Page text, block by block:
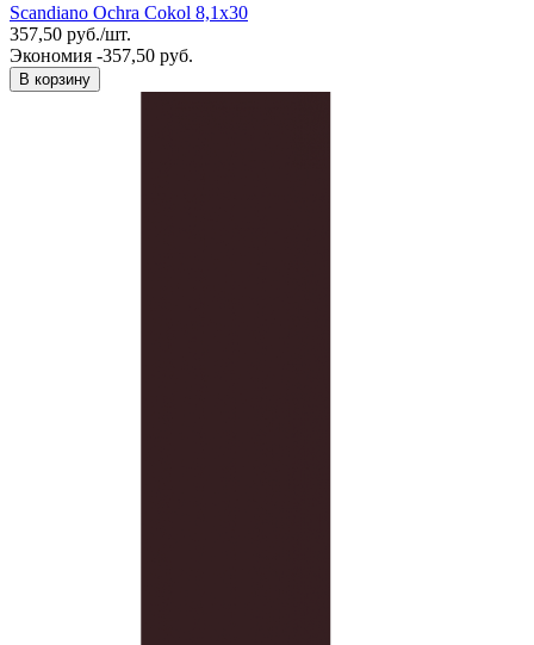
Scandiano Ochra Cokol 8,1x30
357,50 руб./шт.
Экономия -357,50 руб.
В корзину